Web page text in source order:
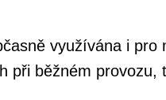
využívána i
při běžném provozu,